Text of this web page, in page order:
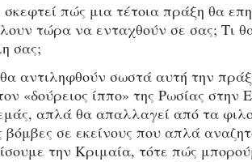
πώς μια τέτοια πράξη θα
τώρα να ενταχθούν σε σας; Τι
σας;
θα αντιληφθούν σωστά αυτή την
«δούρειος ίππο» της Ρωσίας στην
απλά θα απαλλαγεί από τα
βόμβες σε εκείνους που απλά
την Κριμαία, τότε πώς